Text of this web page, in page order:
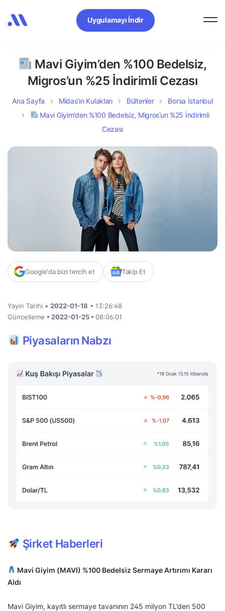
Uygulamayı İndir
Mavi Giyim’den %100 Bedelsiz,
Migros’un %25 İndirimli Cezası
Ana Sayfa Midas’ın Kulakları Bültenler
Borsa İstanbul
Mavi Giyim’den %100 Bedelsiz, Migros’un %25 İndirimli
Cezası
Google'da bizi tercih et Takip Et
Yayın Tarihi • 2022-01-18 • 13:26:48
Güncelleme • 2022-01-25 • 08:06:01
Piyasaların Nabzı
Şirket Haberleri
Mavi Giyim (MAVI) %100 Bedelsiz Sermaye Artırımı Kararı
Aldı
Mavi Giyim, kayıtlı sermaye tavanının 245 milyon TL’den 500